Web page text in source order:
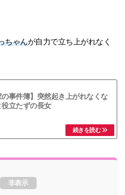
ちゃんが自力で立ち上がれなく
の事件簿】突然起き上がれなくな
役立たずの長女
非表示